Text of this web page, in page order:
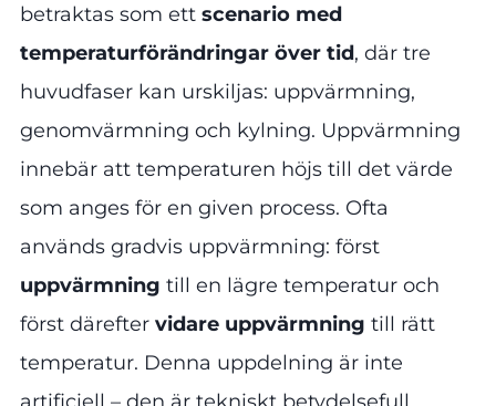
betraktas som ett scenario med
temperaturförändringar över tid, där tre
huvudfaser kan urskiljas: uppvärmning,
genomvärmning och kylning. Uppvärmning
innebär att temperaturen höjs till det värde
som anges för en given process. Ofta
används gradvis uppvärmning: först
uppvärmning till en lägre temperatur och
först därefter vidare uppvärmning till rätt
temperatur. Denna uppdelning är inte